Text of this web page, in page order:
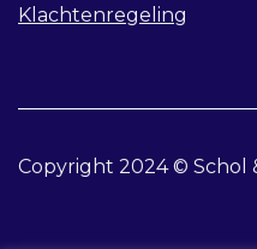
Klachtenregeling
Copyright 2024 © Schol